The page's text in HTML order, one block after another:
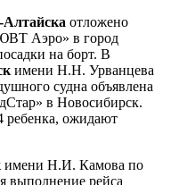
Алтайска отложено
Аэро» в город
на борт. В
имени Н.Н. Урванцева
судна объявлена
в Новосибирск.
ребенка, ожидают
имени Н.И. Камова по
выполнение рейса